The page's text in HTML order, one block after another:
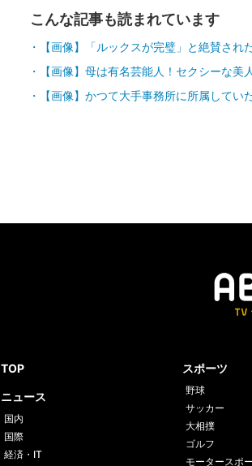
こんな記事も読まれています
【画像】「ルックスが完璧」と絶賛され
【画像】母は有名芸能人！セクシーな
【画像】かつて大手事務所に所属してい
TOP
ニュース
国内
国際
経済・IT
スポーツ
野球
サッカー
大相撲
ゴルフ
モータースポ